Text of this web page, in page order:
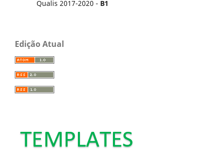
Qualis 2017-2020 - B1
Edição Atual